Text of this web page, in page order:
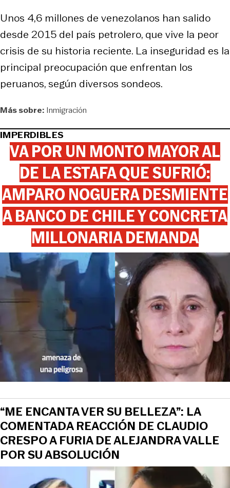
Unos 4,6 millones de venezolanos han salido
desde 2015 del país petrolero, que vive la peor
crisis de su historia reciente. La inseguridad es la
principal preocupación que enfrentan los
peruanos, según diversos sondeos.
Más sobre: Inmigración
IMPERDIBLES
VA POR UN MONTO MAYOR AL
DE LA ESTAFA QUE SUFRIÓ:
AMPARO NOGUERA DESMIENTE
A BANCO DE CHILE Y CONCRETA
MILLONARIA DEMANDA
“ME ENCANTA VER SU BELLEZA”: LA
COMENTADA REACCIÓN DE CLAUDIO
CRESPO A FURIA DE ALEJANDRA VALLE
POR SU ABSOLUCIÓN